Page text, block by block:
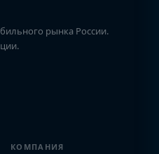
рынка России.
КОМПАНИЯ